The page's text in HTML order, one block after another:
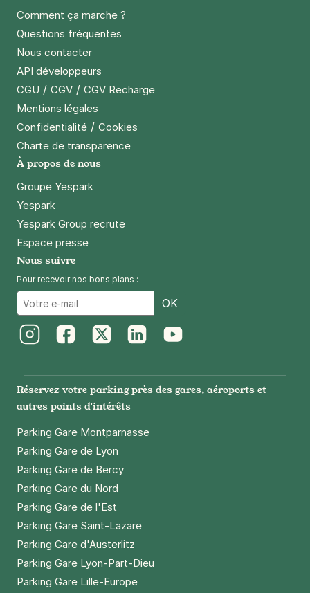
Comment ça marche ?
Questions fréquentes
Nous contacter
API développeurs
CGU / CGV / CGV Recharge
Mentions légales
Confidentialité / Cookies
Charte de transparence
À propos de nous
Groupe Yespark
Yespark
Yespark Group recrute
Espace presse
Nous suivre
Pour recevoir nos bons plans :
OK
Réservez votre parking près des gares, aéroports et
autres points d'intérêts
Parking Gare Montparnasse
Parking Gare de Lyon
Parking Gare de Bercy
Parking Gare du Nord
Parking Gare de l'Est
Parking Gare Saint-Lazare
Parking Gare d'Austerlitz
Parking Gare Lyon-Part-Dieu
Parking Gare Lille-Europe